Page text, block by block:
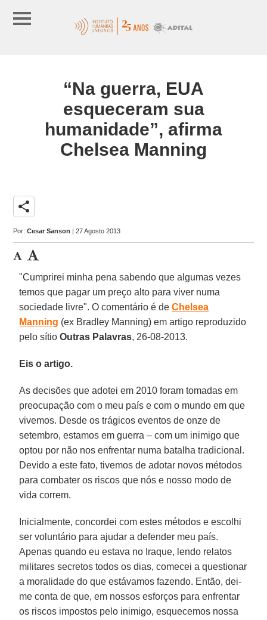
“Na guerra, EUA
esqueceram sua
humanidade”, afirma
Chelsea Manning
share
Por:Cesar Sanson | 27 Agosto 2013
"Cumprirei minha pena sabendo que algumas vezes
temos que pagar um preço alto para viver numa
sociedade livre". O comentário é deChelsea
Manning (ex Bradley Manning) em artigo reproduzido
pelo sítioOutras Palavras, 26-08-2013.
Eis o artigo.
As decisões que adotei em 2010 foram tomadas em
preocupação com o meu país e com o mundo em que
vivemos. Desde os trágicos eventos de onze de
setembro, estamos em guerra – com um inimigo que
optou por não nos enfrentar numa batalha tradicional.
Devido a este fato, tivemos de adotar novos métodos
para combater os riscos que nós e nosso modo de
vida correm.
Inicialmente, concordei com estes métodos e escolhi
ser voluntário para ajudar a defender meu país.
Apenas quando eu estava no Iraque, lendo relatos
militares secretos todos os dias, comecei a questionar
a moralidade do que estávamos fazendo. Então, dei-
me conta de que, em nossos esforços para enfrentar
os riscos impostos pelo inimigo, esquecemos nossa